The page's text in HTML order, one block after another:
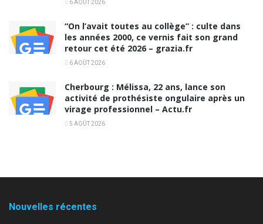
6 AOÛT 2026
“On l’avait toutes au collège” : culte dans
les années 2000, ce vernis fait son grand
retour cet été 2026 – grazia.fr
6 AOÛT 2026
Cherbourg : Mélissa, 22 ans, lance son
activité de prothésiste ongulaire après un
virage professionnel – Actu.fr
5 AOÛT 2026
Nouvelles récentes